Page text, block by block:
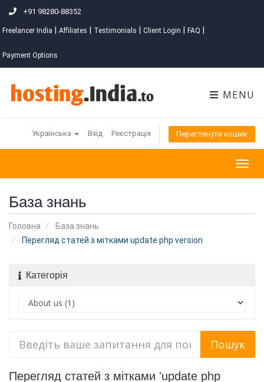
+91 98280-88352
Freelancer India Affiliates Testimonials Client Login FAQ
Payment Options
MENU
Українська Вхід Реєстрація Переглянути кошик
База знань
Головна
База знань
Перегляд статей з мітками update php version
Категорія
Перегляд статей з мітками 'update php